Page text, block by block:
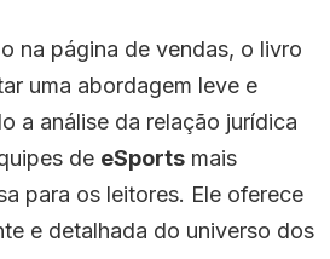
na página de vendas, o livro
uma abordagem leve e
a análise da relação jurídica
de eSports mais
para os leitores. Ele oferece
e detalhada do universo dos